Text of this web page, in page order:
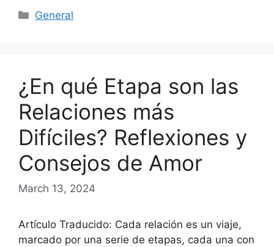
Categories
General
¿En qué Etapa son las
Relaciones más
Difíciles? Reflexiones y
Consejos de Amor
March 13, 2024
Artículo Traducido: Cada relación es un viaje,
marcado por una serie de etapas, cada una con